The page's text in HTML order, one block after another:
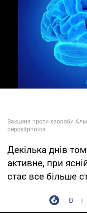
Декілька днів
активне, при
стає все більше